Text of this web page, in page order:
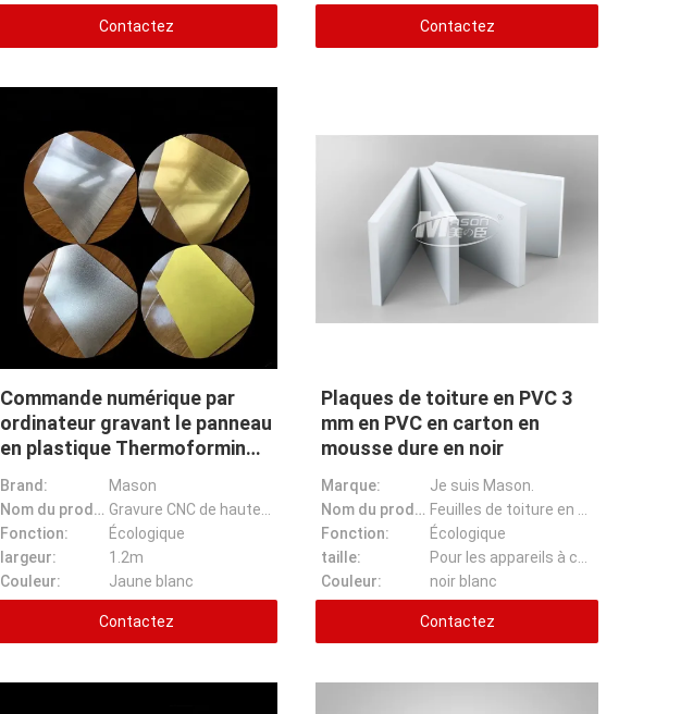
Contactez Contactez
Commande numérique par
ordinateur gravant le panneau
en plastique Thermoforming
Brand:
Mason
Nom du produit:
Fonction:
Écologique
largeur:
1.2m
Couleur:
Jaune blanc
Contactez
Plaques de toiture en PVC 3
mm en PVC en carton en
mousse dure en noir
Marque:
Je suis Mason.
Nom du produit:
Fonction:
Écologique
taille:
Couleur:
noir blanc
Contactez